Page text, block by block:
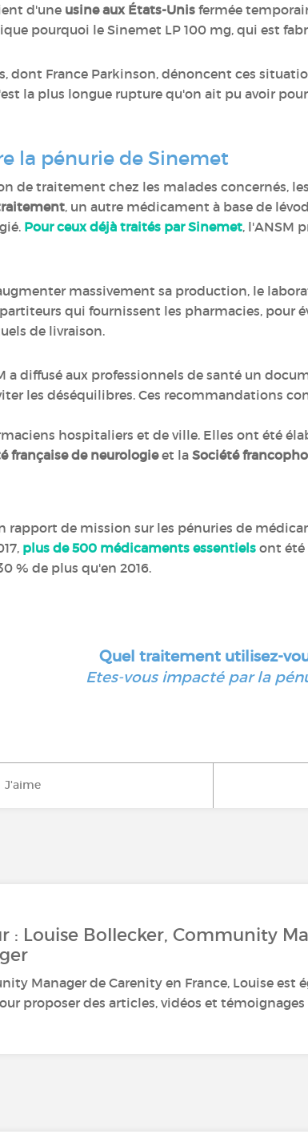
d'une usine aux États-Unis fermée
pourquoi le Sinemet LP 100 mg, qui est
dont France Parkinson, dénoncent ces
la plus longue rupture qu'on ait pu avoir
la pénurie de Sinemet
de traitement chez les malades concernés,
, un autre médicament à base de
Pour ceux déjà traités par Sinemet, l'ANSM
massivement sa production, le
qui fournissent les pharmacies, pour
de livraison.
a diffusé aux professionnels de santé un
les déséquilibres. Ces recommandations
hospitaliers et de ville. Elles ont été
française de neurologieet la Société
rapport de mission sur les pénuries de
plus de 500 médicaments essentiels ont été
% de plus qu'en 2016.
Quel traitement utilisez-
Etes-vous impacté par la
J'aime
: Louise Bollecker, Community
Manager de Carenity en France, Louise est
proposer des articles, vidéos et témoignages